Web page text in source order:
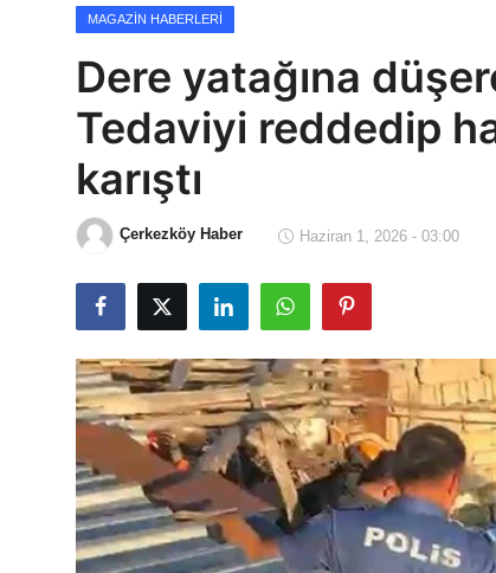
Teknoloji Haberleri
Dünya Haberleri
Çerkezköy
MAGAZIN HABERLERI
Dere yatağına
Tedaviyi reddedip
karıştı
Çerkezköy Haber Haziran 1, 2026 - 03:00